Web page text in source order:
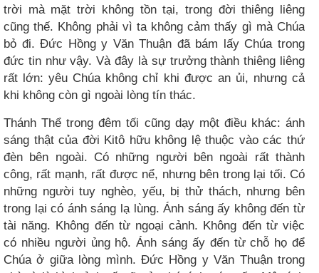
trời mà mặt trời không tồn tại, trong đời thiêng liêng
cũng thế. Không phải vì ta không cảm thấy gì mà Chúa
bỏ đi. Đức Hồng y Văn Thuận đã bám lấy Chúa trong
đức tin như vậy. Và đây là sự trưởng thành thiêng liêng
rất lớn: yêu Chúa không chỉ khi được an ủi, nhưng cả
khi không còn gì ngoài lòng tín thác.
Thánh Thể trong đêm tối cũng dạy một điều khác: ánh
sáng thật của đời Kitô hữu không lệ thuộc vào các thứ
đèn bên ngoài. Có những người bên ngoài rất thành
công, rất mạnh, rất được nể, nhưng bên trong lại tối. Có
những người tuy nghèo, yếu, bị thử thách, nhưng bên
trong lại có ánh sáng lạ lùng. Ánh sáng ấy không đến từ
tài năng. Không đến từ ngoại cảnh. Không đến từ việc
có nhiều người ủng hộ. Ánh sáng ấy đến từ chỗ họ để
Chúa ở giữa lòng mình. Đức Hồng y Văn Thuận trong